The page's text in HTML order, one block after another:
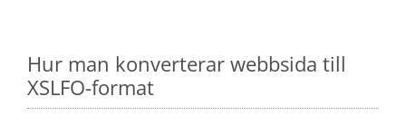
Hur man konverterar webbsida till
XSLFO-format